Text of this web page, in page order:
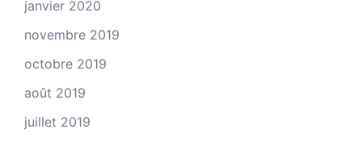
janvier 2020
novembre 2019
octobre 2019
août 2019
juillet 2019